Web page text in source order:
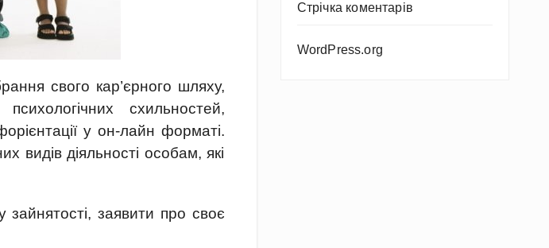
свого кар’єрного шляху,
схильностей,
у он-лайн форматі.
видів діяльності особам, які
заявити про своє
Стрічка коментарів
WordPress.org